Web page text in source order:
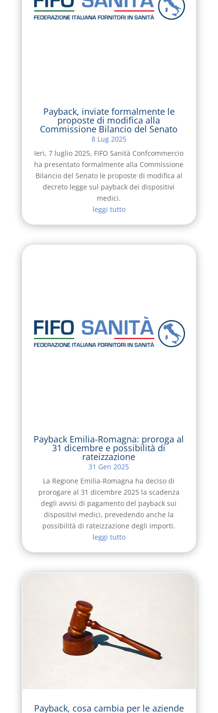
Payback, inviate formalmente le
proposte di modifica alla
Commissione Bilancio del Senato
8 Lug 2025
Ieri, 7 luglio 2025, FIFO Sanità Confcommercio
ha presentato formalmente alla Commissione
Bilancio del Senato le proposte di modifica al
decreto legge sul payback dei dispositivi
medici.
leggi tutto
Payback Emilia-Romagna: proroga al
31 dicembre e possibilità di
rateizzazione
31 Gen 2025
La Regione Emilia-Romagna ha deciso di
prorogare al 31 dicembre 2025 la scadenza
degli avvisi di pagamento del payback sui
dispositivi medici, prevedendo anche la
possibilità di rateizzazione degli importi.
leggi tutto
Payback, cosa cambia per le aziende